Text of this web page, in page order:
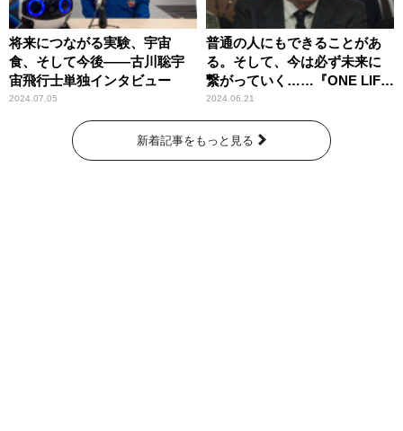
将来につながる実験、宇宙
食、そして今後――古川聡宇
宙飛行士単独インタビュー
2024.07.05
普通の人にもできることがあ
る。そして、今は必ず未来に
繋がっていく……『ONE LIFE
奇跡が繋いだ6000の命』
2024.06.21
新着記事をもっと見る